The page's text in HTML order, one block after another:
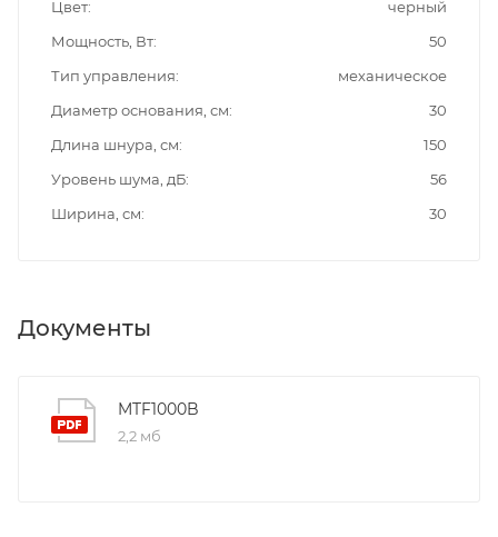
Цвет
черный
Мощность, Вт
50
Тип управления
механическое
Диаметр основания, см
30
Длина шнура, см
150
Уровень шума, дБ
56
Ширина, см
30
Документы
MTF1000B
2,2 мб